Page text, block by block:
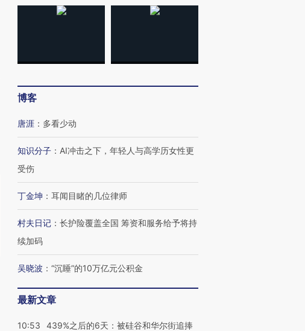
博客
唐涯 ： 多看少动
知识分子 ： AI冲击之下，年轻人与高学历女性更
受伤
丁金坤 ： 耳闻目睹的几位律师
村夫日记 ： 长护险覆盖全国 筹资和服务给予将持
续加码
吴晓波 ： “沉睡”的10万亿元公积金
最新文章
10:53
439%之后的6天：被硅谷和华尔街追捧